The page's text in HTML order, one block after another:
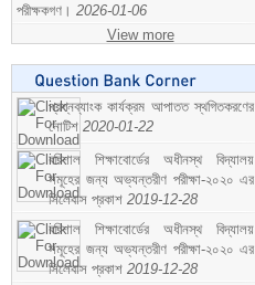
পরীক্ষকগণ। 2026-01-06
View more
প্রশ্নব্যাংক কার্যক্রম আপাতত স্থগিতকরণের
নোটিশ 2020-01-22
বরিশাল শিক্ষাবোর্ডের অধীনস্থ বিদ্যালয়
সমূহের জন্য অভ্যন্তরীণ পরীক্ষা-২০২০ এর
সিলেবাস প্রকাশ 2019-12-28
বরিশাল শিক্ষাবোর্ডের অধীনস্থ বিদ্যালয়
সমূহের জন্য অভ্যন্তরীণ পরীক্ষা-২০২০ এর
সিলেবাস প্রকাশ 2019-12-28